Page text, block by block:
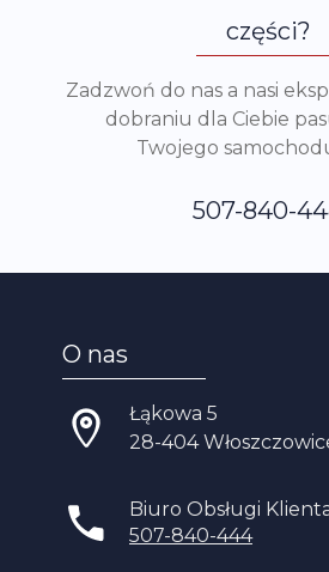
części?
Zadzwoń do nas a nasi
dobraniu dla Ciebie
Twojego
507-840-
O nas
Łąkowa 5
28-404
Biuro Obsługi
507-840-444